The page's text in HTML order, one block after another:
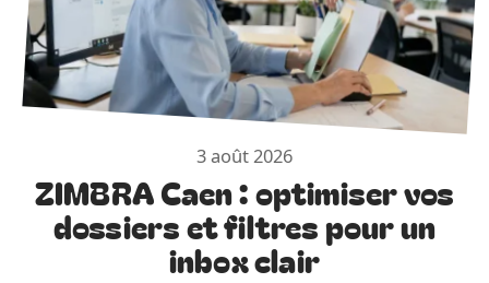
3 août 2026
ZIMBRA Caen : optimiser vos
dossiers et filtres pour un
inbox clair